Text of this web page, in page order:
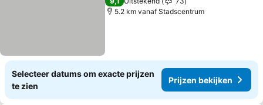
5.2 km vanaf Stadscentrum
Selecteer datums om exacte prijzen
te zien
Prijzen bekijken